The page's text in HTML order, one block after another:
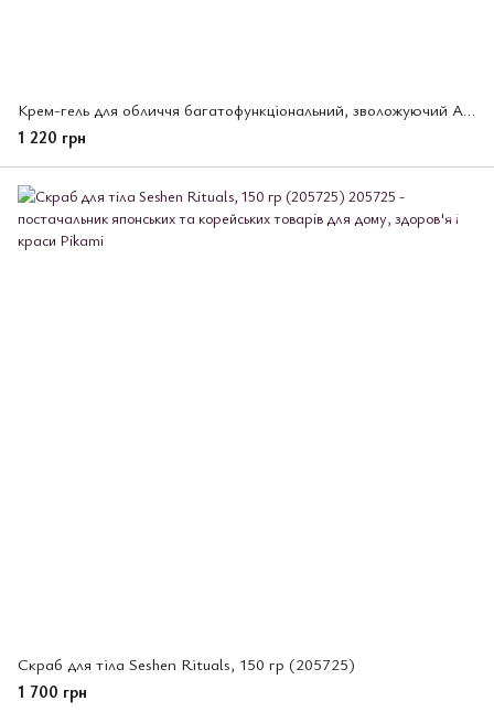
Крем-гель для обличчя багатофункціональний, зволожуючий Aqualabel Shiseido, 111 г (221539)
1 220 грн
Скраб для тіла Seshen Rituals, 150 гр (205725)
1 700 грн